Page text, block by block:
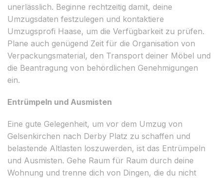
unerlässlich. Beginne rechtzeitig damit, deine
Umzugsdaten festzulegen und kontaktiere
Umzugsprofi Haase, um die Verfügbarkeit zu prüfen.
Plane auch genügend Zeit für die Organisation von
Verpackungsmaterial, den Transport deiner Möbel und
die Beantragung von behördlichen Genehmigungen
ein.
Entrümpeln und Ausmisten
Eine gute Gelegenheit, um vor dem Umzug von
Gelsenkirchen nach Derby Platz zu schaffen und
belastende Altlasten loszuwerden, ist das Entrümpeln
und Ausmisten. Gehe Raum für Raum durch deine
Wohnung und trenne dich von Dingen, die du nicht